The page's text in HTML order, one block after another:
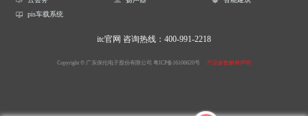
pis车载系统
itc官网 咨询热线：400-991-2218
Copyright © 广东保伦电子股份有限公司 粤ICP备16106620号 产品参数解释声明